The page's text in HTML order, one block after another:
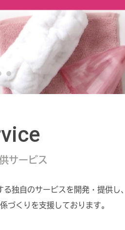
サービス
独自のサービスを開発・提供し、
づくりを支援しております。